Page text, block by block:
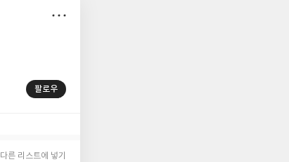
팔로우
다른 리스트에 넣기